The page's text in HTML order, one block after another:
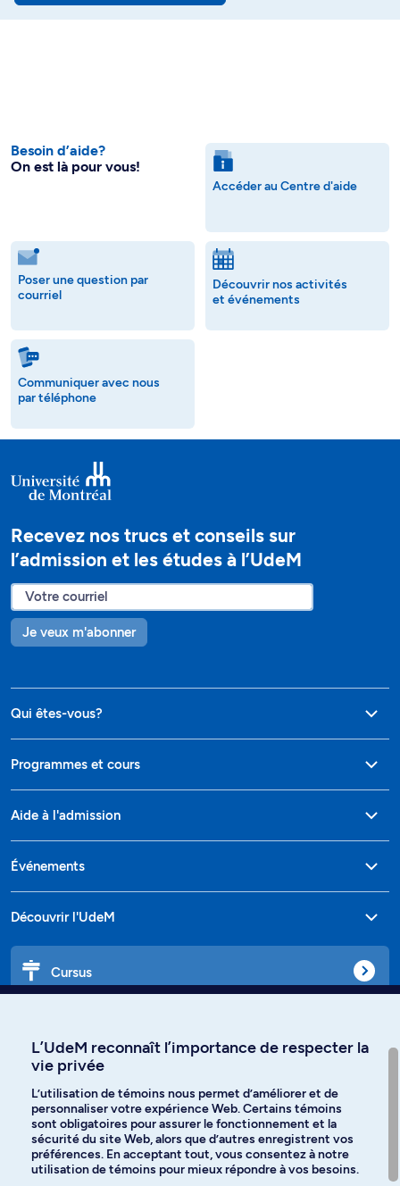
Besoin d’aide?
On est là pour vous!
Accéder au Centre d'aide
Poser une question par
courriel
Découvrir nos activités
et événements
Communiquer avec nous
par téléphone
Recevez nos trucs et conseils sur
l’admission et les études à l’UdeM
Je veux m'abonner
Qui êtes-vous?
Programmes et cours
Aide à l'admission
Événements
Découvrir l'UdeM
Cursus
Langues
Facebook Instagram
L’UdeM reconnaît l’importance de respecter la
vie privée
L’utilisation de témoins nous permet d’améliorer et de
personnaliser votre expérience Web. Certains témoins
sont obligatoires pour assurer le fonctionnement et la
sécurité du site Web, alors que d’autres enregistrent vos
préférences. En acceptant tout, vous consentez à notre
utilisation de témoins pour mieux répondre à vos besoins.